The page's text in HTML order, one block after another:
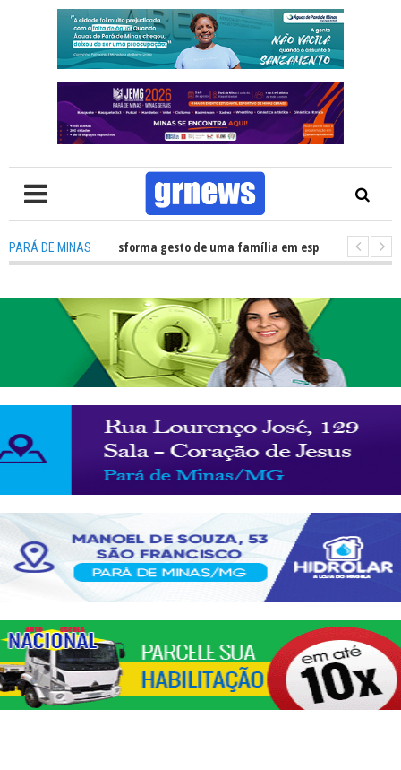
PARÁ DE MINAS
no HNSC transforma gesto de uma família em esperança para